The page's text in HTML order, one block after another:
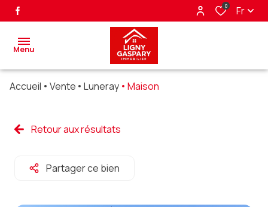
0 Fr
Menu
ventes
vendus
Accueil Vente Luneray Maison
Retour aux résultats
Partager ce bien